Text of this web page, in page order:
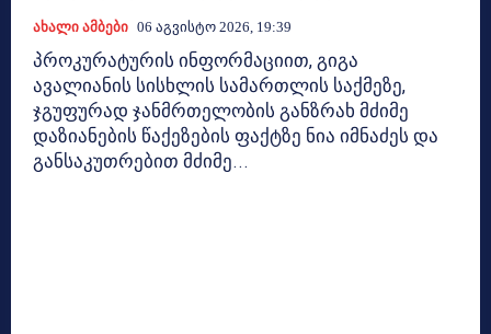
Ახალი Ამბები 06 Აგვისტო 2026, 19:39
პროკურატურის ინფორმაციით, გიგა
ავალიანის სისხლის სამართლის საქმეზე,
ჯგუფურად ჯანმრთელობის განზრახ მძიმე
დაზიანების წაქეზების ფაქტზე ნია იმნაძეს და
განსაკუთრებით მძიმე...